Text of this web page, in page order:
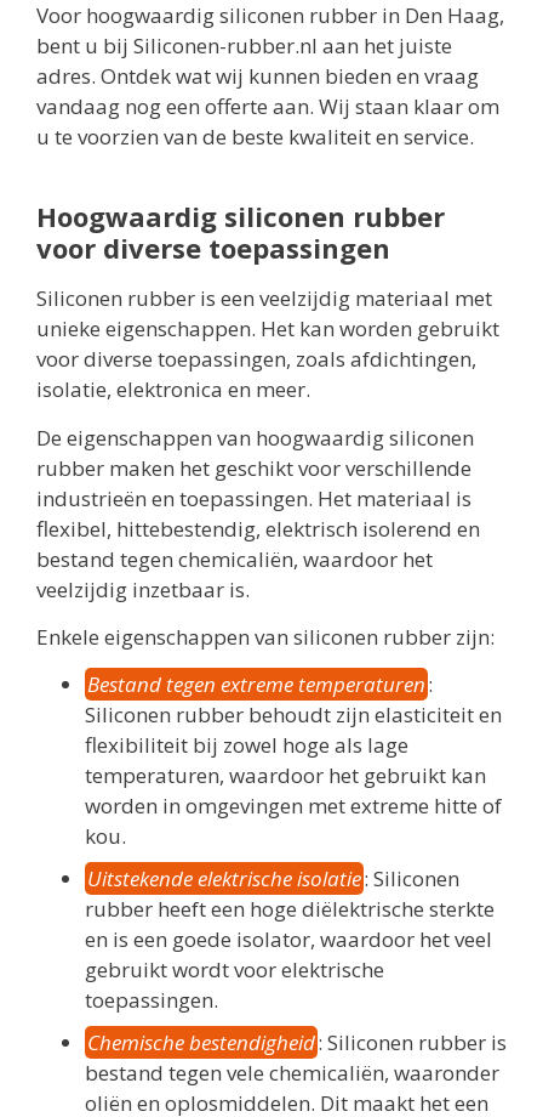
Voor hoogwaardig siliconen rubber in Den Haag,
bent u bij Siliconen-rubber.nl aan het juiste
adres. Ontdek wat wij kunnen bieden en vraag
vandaag nog een offerte aan. Wij staan klaar om
u te voorzien van de beste kwaliteit en service.
Hoogwaardig siliconen rubber
voor diverse toepassingen
Siliconen rubber is een veelzijdig materiaal met
unieke eigenschappen. Het kan worden gebruikt
voor diverse toepassingen, zoals afdichtingen,
isolatie, elektronica en meer.
De eigenschappen van hoogwaardig siliconen
rubber maken het geschikt voor verschillende
industrieën en toepassingen. Het materiaal is
flexibel, hittebestendig, elektrisch isolerend en
bestand tegen chemicaliën, waardoor het
veelzijdig inzetbaar is.
Enkele eigenschappen van siliconen rubber zijn:
Bestand tegen extreme temperaturen:
Siliconen rubber behoudt zijn elasticiteit en
flexibiliteit bij zowel hoge als lage
temperaturen, waardoor het gebruikt kan
worden in omgevingen met extreme hitte of
kou.
Uitstekende elektrische isolatie: Siliconen
rubber heeft een hoge diëlektrische sterkte
en is een goede isolator, waardoor het veel
gebruikt wordt voor elektrische
toepassingen.
Chemische bestendigheid: Siliconen rubber is
bestand tegen vele chemicaliën, waaronder
oliën en oplosmiddelen. Dit maakt het een